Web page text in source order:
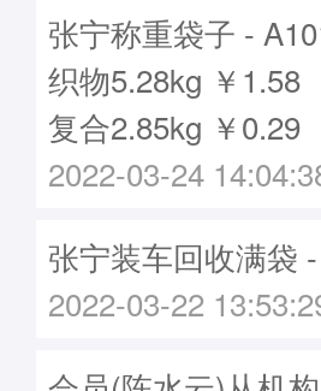
张宁称重袋子 -
织物5.28kg ￥1.58
复合2.85kg ￥0.29
2022-03-24
张宁装车回收满袋
2022-03-22